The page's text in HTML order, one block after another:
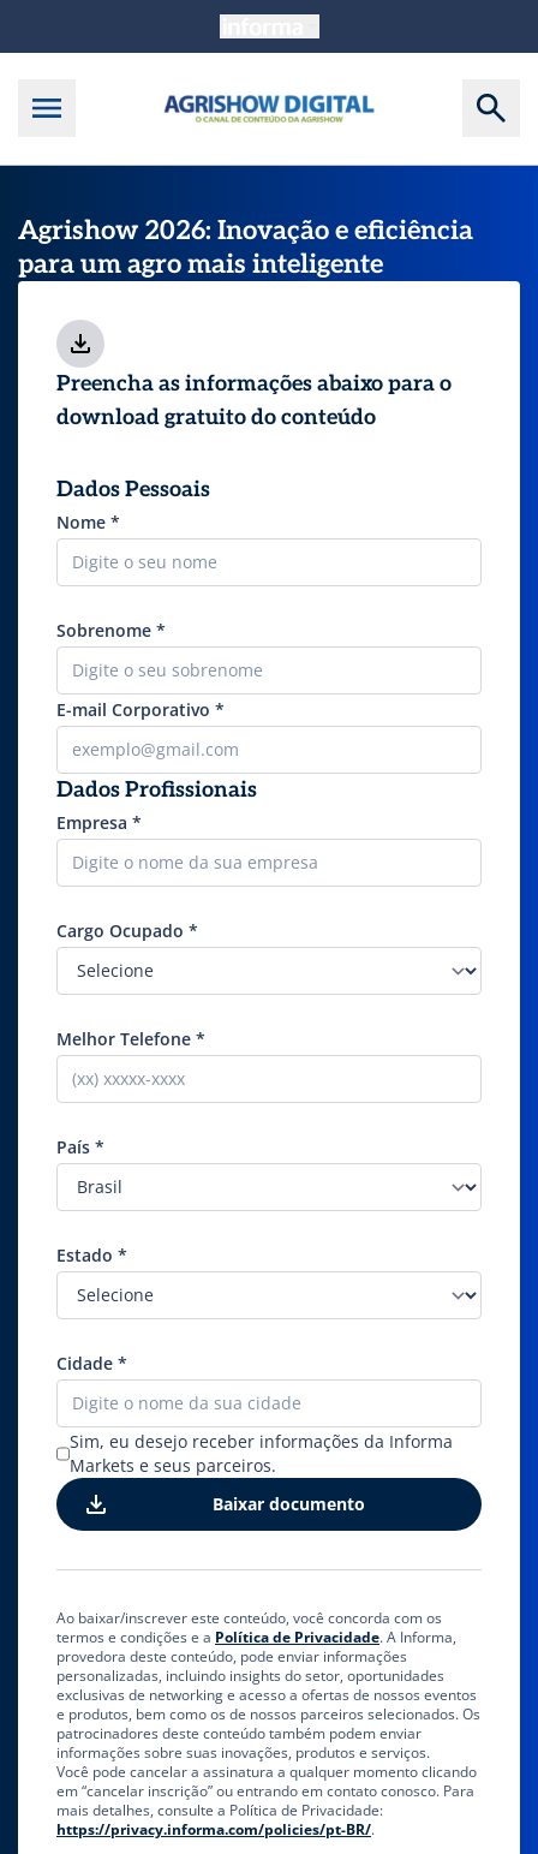
Agrishow 2026: Inovação e eficiência
para um agro mais inteligente
Preencha as informações abaixo para o
download gratuito do conteúdo
Dados Pessoais
Nome *
Sobrenome *
E-mail Corporativo *
Dados Profissionais
Empresa *
Cargo Ocupado *
Melhor Telefone *
País *
Estado *
Cidade *
Sim, eu desejo receber informações da Informa
Markets e seus parceiros.
Ao baixar/inscrever este conteúdo, você concorda com os
termos e condições e a Política de Privacidade. A Informa,
provedora deste conteúdo, pode enviar informações
personalizadas, incluindo insights do setor, oportunidades
exclusivas de networking e acesso a ofertas de nossos eventos
e produtos, bem como os de nossos parceiros selecionados. Os
patrocinadores deste conteúdo também podem enviar
informações sobre suas inovações, produtos e serviços.
Você pode cancelar a assinatura a qualquer momento clicando
em “cancelar inscrição” ou entrando em contato conosco. Para
mais detalhes, consulte a Política de Privacidade:
https://privacy.informa.com/policies/pt-BR/.